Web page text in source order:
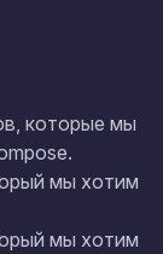
которые мы
мы хотим
мы хотим